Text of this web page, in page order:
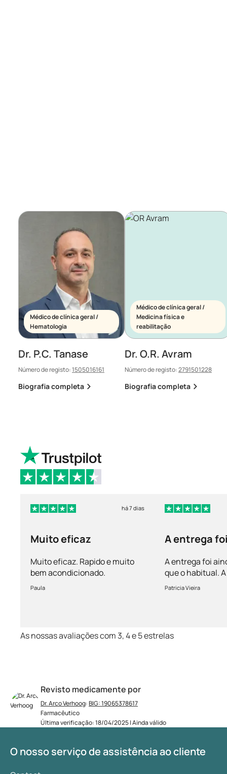
Revisto medicamente por
Dr. Arco Verhoog:BIG: 19065378617
Farmacêutico
Última verificação: 18/04/2025 | Ainda válido
Médico de clínica geral /
Hematologia
Dr. P.C. Tanase
Número de registo:1505016161
Biografia completa
Médico de clínica geral /
Medicina física e
reabilitação
Dr. O.R. Avram
Número de registo:2791501228
Biografia completa
há 7 dias
Muito eficaz
Muito eficaz. Rapido e muito
bem acondicionado.
Paula
A entrega
A entrega foi
que o habitual.
vem bem
Patricia Vieira
As nossas avaliações com 3, 4 e 5 estrelas
O nosso serviço de assistência ao cliente